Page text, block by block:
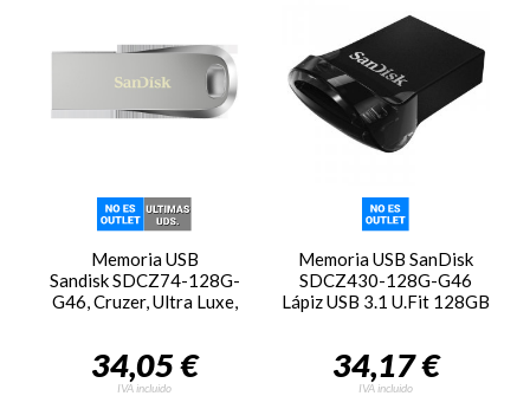
Memoria USB
Sandisk SDCZ74-128G-
G46, Cruzer, Ultra Luxe,
34,05 €
IVA incluido
Memoria USB SanDisk
SDCZ430-128G-G46
Lápiz USB 3.1 U.Fit 128GB
34,17 €
IVA incluido